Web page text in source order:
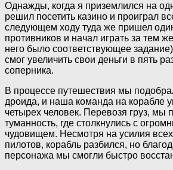
Однажды, когда я приземлился на
решил посетить казино и проиграл
следующем ходу туда же пришел
противников и начал играть за тем
него было соответствующее
смог увеличить свои деньги в пять
соперника.
В процессе путешествия мы
дроида, и наша команда на корабле
четырех человек. Перевозя груз, мы
туманность, где столкнулись с
чудовищем. Несмотря на усилия
пилотов, корабль разбился, но
персонажа мы смогли быстро